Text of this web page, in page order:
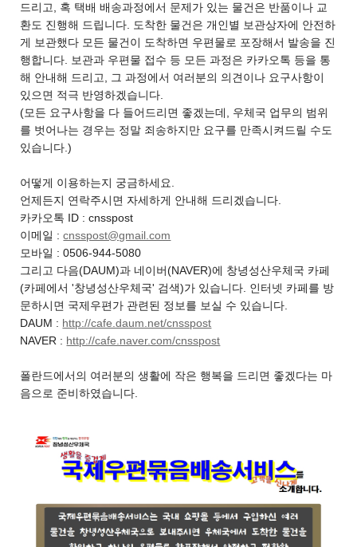
드리고, 혹 택배 배송과정에서 문제가 있는 물건은 반품이나 교
환도 진행해 드립니다. 도착한 물건은 개인별 보관상자에 안전하
게 보관했다 모든 물건이 도착하면 우편물로 포장해서 발송을 진
행합니다. 보관과 우편물 접수 등 모든 과정은 카카오톡 등을 통
해 안내해 드리고, 그 과정에서 여러분의 의견이나 요구사항이
있으면 적극 반영하겠습니다.
(모든 요구사항을 다 들어드리면 좋겠는데, 우체국 업무의 범위
를 벗어나는 경우는 정말 죄송하지만 요구를 만족시켜드릴 수도
있습니다.)
어떻게 이용하는지 궁금하세요.
언제든지 연락주시면 자세하게 안내해 드리겠습니다.
카카오톡 ID : cnsspost
이메일 :cnsspost@gmail.com
모바일 : 0506-944-5080
그리고 다음(DAUM)과 네이버(NAVER)에 창녕성산우체국 카페
(카페에서 '창녕성산우체국' 검색)가 있습니다. 인터넷 카페를 방
문하시면 국제우편가 관련된 정보를 보실 수 있습니다.
DAUM : http://cafe.daum.net/cnsspost
NAVER : http://cafe.naver.com/cnsspost
폴란드에서의 여러분의 생활에 작은 행복을 드리면 좋겠다는 마
음으로 준비하였습니다.